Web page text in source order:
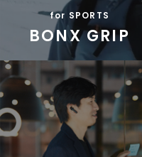
Amazon
for SPORTS
BONX GRIP